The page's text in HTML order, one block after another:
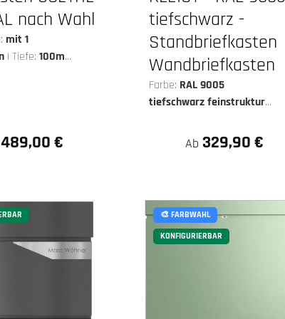
nach Wahl
mit 1
| Tiefe: 100mm
489,00 €
tiefschwarz -
Standbriefkasten
Wandbriefkasten
Farbe: RAL 9005
tiefschwarz feinstruktur
Ab 329,90 €
🎨 FARBWAHL
KONFIGURIERBAR